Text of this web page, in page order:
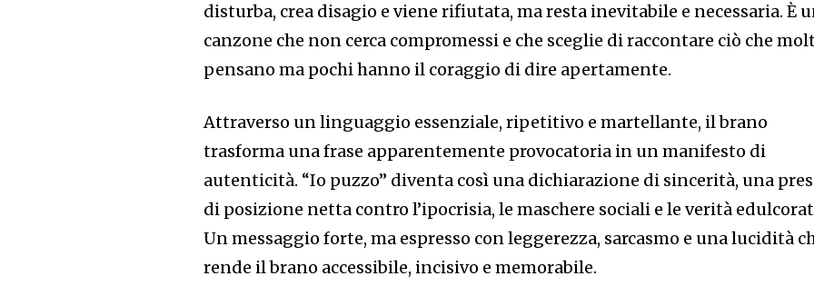
disturba, crea disagio e viene rifiutata, ma resta inevitabile e necessaria. È
canzone che non cerca compromessi e che sceglie di raccontare ciò che
pensano ma pochi hanno il coraggio di dire apertamente.
Attraverso un linguaggio essenziale, ripetitivo e martellante, il brano
trasforma una frase apparentemente provocatoria in un manifesto di
autenticità. “Io puzzo” diventa così una dichiarazione di sincerità, una
di posizione netta contro l’ipocrisia, le maschere sociali e le verità
Un messaggio forte, ma espresso con leggerezza, sarcasmo e una lucidità
rende il brano accessibile, incisivo e memorabile.